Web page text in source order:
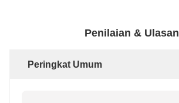
Penilaian & Ulasan
Peringkat Umum